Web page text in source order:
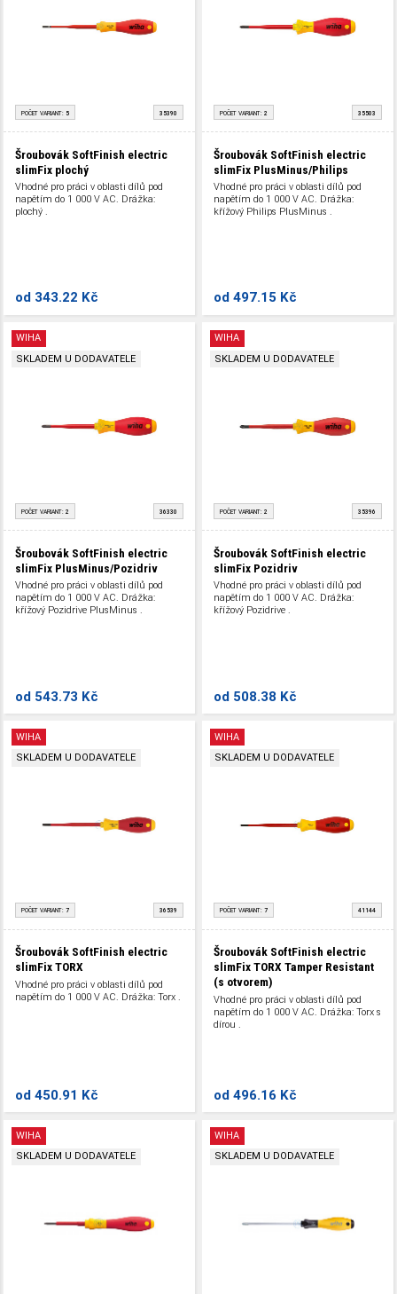
POČET VARIANT: 5 35390
Šroubovák SoftFinish electric
slimFix plochý
Vhodné pro práci v oblasti dílů pod
napětím do 1 000 V AC. Drážka:
plochý .
od 343.22 Kč
POČET VARIANT: 2 35503
Šroubovák SoftFinish electric
slimFix PlusMinus/Philips
Vhodné pro práci v oblasti dílů pod
napětím do 1 000 V AC. Drážka:
křížový Philips PlusMinus .
od 497.15 Kč
WIHA
SKLADEM U DODAVATELE
POČET VARIANT: 2 36330
Šroubovák SoftFinish electric
slimFix PlusMinus/Pozidriv
Vhodné pro práci v oblasti dílů pod
napětím do 1 000 V AC. Drážka:
křížový Pozidrive PlusMinus .
od 543.73 Kč
WIHA
SKLADEM U DODAVATELE
POČET VARIANT: 2 35396
Šroubovák SoftFinish electric
slimFix Pozidriv
Vhodné pro práci v oblasti dílů pod
napětím do 1 000 V AC. Drážka:
křížový Pozidrive .
od 508.38 Kč
WIHA
SKLADEM U DODAVATELE
POČET VARIANT: 7 36539
Šroubovák SoftFinish electric
slimFix TORX
Vhodné pro práci v oblasti dílů pod
napětím do 1 000 V AC. Drážka: Torx .
od 450.91 Kč
WIHA
SKLADEM U DODAVATELE
POČET VARIANT: 7 41144
Šroubovák SoftFinish electric
slimFix TORX Tamper Resistant
(s otvorem)
Vhodné pro práci v oblasti dílů pod
napětím do 1 000 V AC. Drážka: Torx s
dírou .
od 496.16 Kč
WIHA
SKLADEM U DODAVATELE
WIHA
SKLADEM U DODAVATELE